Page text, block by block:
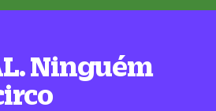
Ninguém